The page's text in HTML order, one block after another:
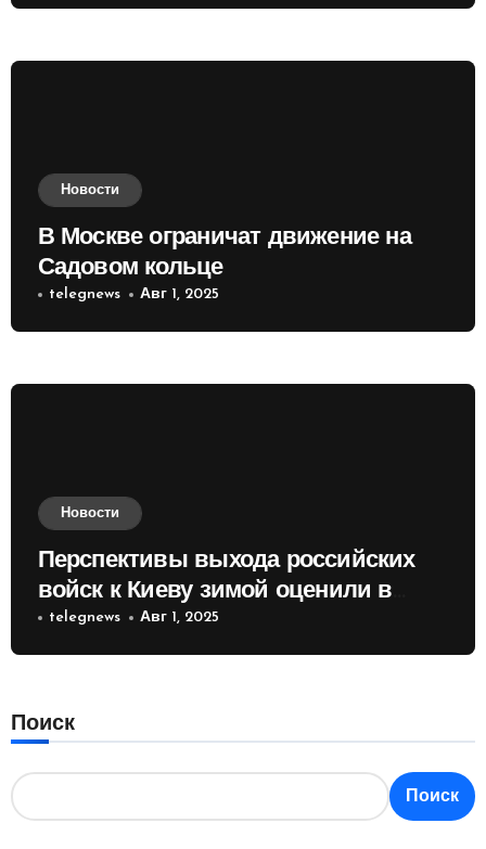
Новости
В Москве ограничат движение на
Садовом кольце
telegnews Авг 1, 2025
Новости
Перспективы выхода российских
войск к Киеву зимой оценили в
России
telegnews Авг 1, 2025
Поиск
Поиск